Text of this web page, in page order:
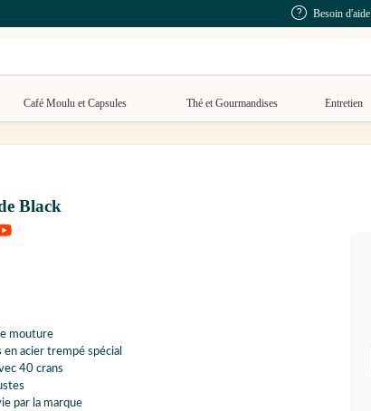
Besoin d'aide
Café Moulu et Capsules Thé et Gourmandises Entretien
Black
mouture
en acier trempé spécial
40 crans
par la marque